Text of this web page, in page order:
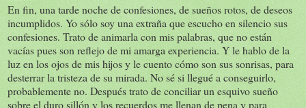
En fin, una tarde noche de confesiones, de sueños rotos, de deseos
incumplidos. Yo sólo soy una extraña que escucho en silencio sus
confesiones. Trato de animarla con mis palabras, que no están
vacías pues son reflejo de mi amarga experiencia. Y le hablo de la
luz en los ojos de mis hijos y le cuento cómo son sus sonrisas, para
desterrar la tristeza de su mirada. No sé si llegué a conseguirlo,
probablemente no. Después trato de conciliar un esquivo sueño
sobre el duro sillón y los recuerdos me llenan de pena y para